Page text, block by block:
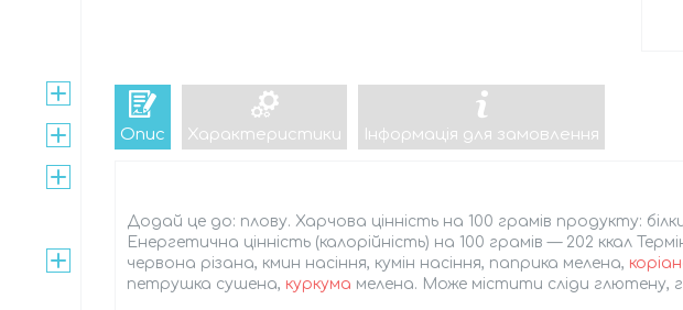
Опис Характеристики Інформація для замовлення
Додай це до: плову. Харчова цінність на 100 грамів продукту:
Енергетична цінність (калорійність) на 100 грамів — 202 ккал
червона різана, кмин насіння, кумін насіння, паприка мелена,
петрушка сушена, куркума мелена. Може містити сліди глютену,